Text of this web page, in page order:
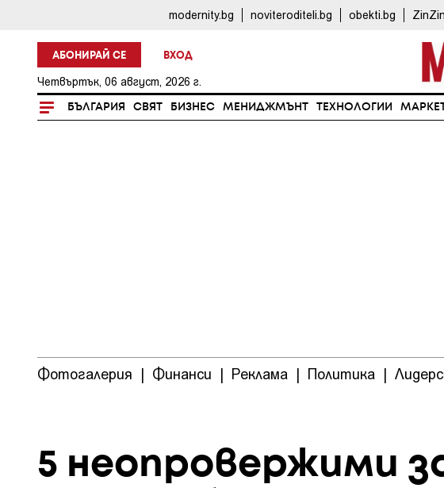
modernity.bg noviteroditeli.bg obekti.bg
АБОНИРАЙ СЕ ВХОД
Четвъртък, 06 август, 2026 г.
БЪЛГАРИЯ СВЯТ БИЗНЕС МЕНИДЖМЪНТ ТЕХНОЛОГИИ
Фотогалерия | Финанси | Реклама | Политика |
5 неопровержими